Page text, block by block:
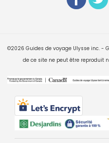
©2026 Guides de voyage Ulysse inc. -
de ce site ne peut être reproduit